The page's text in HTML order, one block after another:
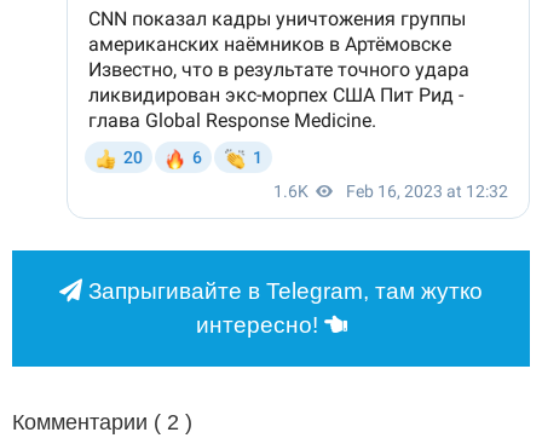
Запрыгивайте в Telegram, там жутко
интересно!
Комментарии ( 2 )